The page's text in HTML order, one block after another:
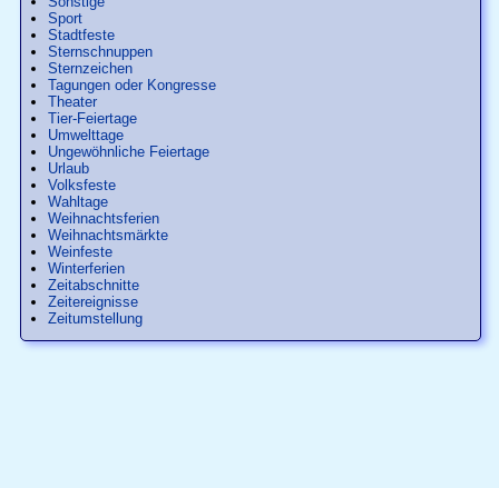
Sport
Stadtfeste
Sternschnuppen
Sternzeichen
Tagungen oder Kongresse
Theater
Tier-Feiertage
Umwelttage
Ungewöhnliche Feiertage
Urlaub
Volksfeste
Wahltage
Weihnachtsferien
Weihnachtsmärkte
Weinfeste
Winterferien
Zeitabschnitte
Zeitereignisse
Zeitumstellung